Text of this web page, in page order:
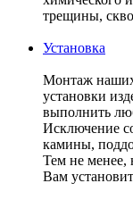
трещины,
Установка
Монтаж наших
установки
выполнить
Исключение
камины,
Тем не менее,
Вам